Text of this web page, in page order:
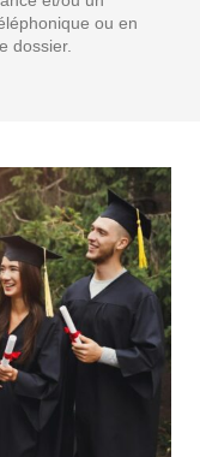
ou en
dossier.